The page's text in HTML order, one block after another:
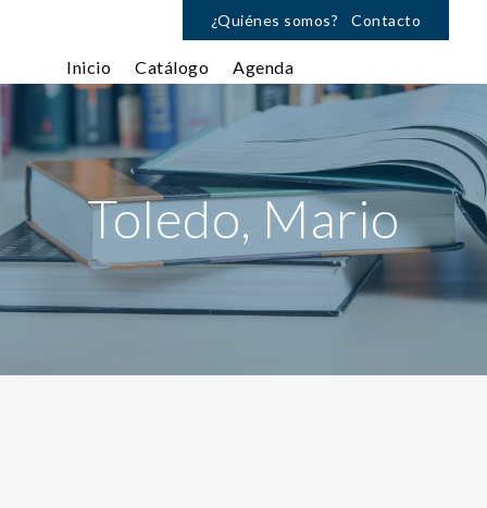
¿Quiénes somos? Contacto
Inicio Catálogo Agenda
Toledo, Mario